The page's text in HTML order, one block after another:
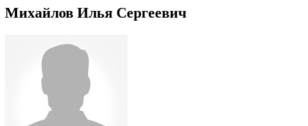
Михайлов Илья Сергеевич